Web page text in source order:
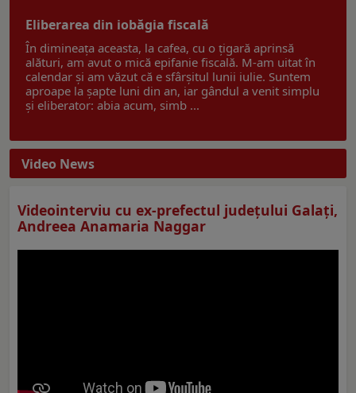
Eliberarea din iobăgia fiscală
În dimineața aceasta, la cafea, cu o țigară aprinsă
alături, am avut o mică epifanie fiscală. M-am uitat în
calendar și am văzut că e sfârșitul lunii iulie. Suntem
aproape la șapte luni din an, iar gândul a venit simplu
și eliberator: abia acum, simb ...
Video News
Videointerviu cu ex-prefectul judeţului Galaţi,
Andreea Anamaria Naggar